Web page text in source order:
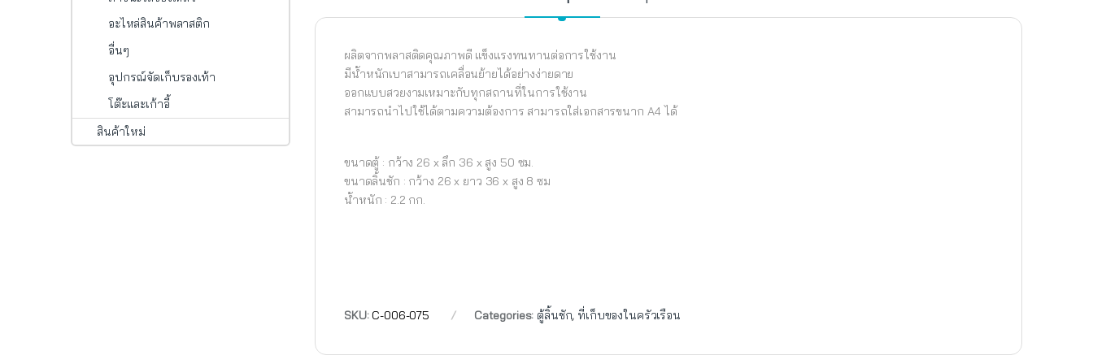
ผลิตจากพลาสติดคุณภาพดี แข็งแรงทนทานต่อการใช้งาน
มีน้ำหนักเบาสามารถเคลื่อนย้ายได้อย่างง่ายดาย
ออกแบบสวยงามเหมาะกับทุกสถานที่ในการใช้งาน
สามารถนำไปใช้ได้ตามความต้องการ สามารถใส่เอกสารขนาก A4 ได้
ขนาดตู้ : กว้าง 26 x ลึก 36 x สูง 50 ซม.
ขนาดลิ้นชัก : กว้าง 26 x ยาว 36 x สูง 8 ซม
น้ำหนัก : 2.2 กก.
SKU:C-006-075 Categories: ตู้ลิ้นชัก, ที่เก็บของในครัวเรือน
อะไหล่สินค้าพลาสติก
อื่นๆ
อุปกรณ์จัดเก็บรองเท้า
โต๊ะและเก้าอี้
สินค้าใหม่